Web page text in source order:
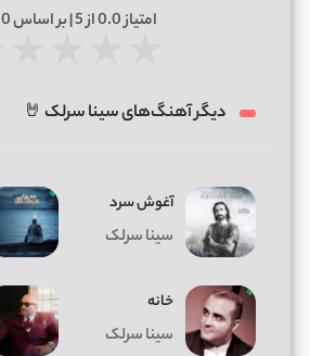
امتیاز0.0از 5 | بر اساس 0
دیگر آهنگ‌های سینا سرلک 🤘
آغوش سرد
سینا سرلک
خانه
سینا سرلک